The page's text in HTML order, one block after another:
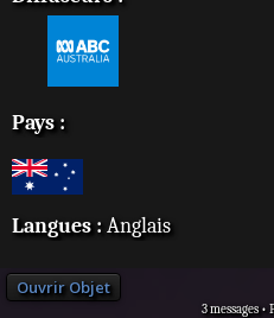
Pays :
Langues : Anglais
Ouvrir Objet
3 messages •